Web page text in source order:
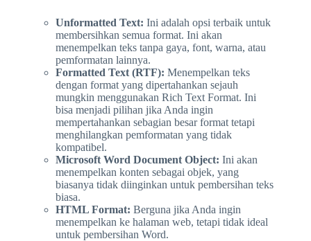
Unformatted Text: Ini adalah opsi terbaik untuk
membersihkan semua format. Ini akan
menempelkan teks tanpa gaya, font, warna, atau
pemformatan lainnya.
Formatted Text (RTF): Menempelkan teks
dengan format yang dipertahankan sejauh
mungkin menggunakan Rich Text Format. Ini
bisa menjadi pilihan jika Anda ingin
mempertahankan sebagian besar format tetapi
menghilangkan pemformatan yang tidak
kompatibel.
Microsoft Word Document Object: Ini akan
menempelkan konten sebagai objek, yang
biasanya tidak diinginkan untuk pembersihan teks
biasa.
HTML Format: Berguna jika Anda ingin
menempelkan ke halaman web, tetapi tidak ideal
untuk pembersihan Word.